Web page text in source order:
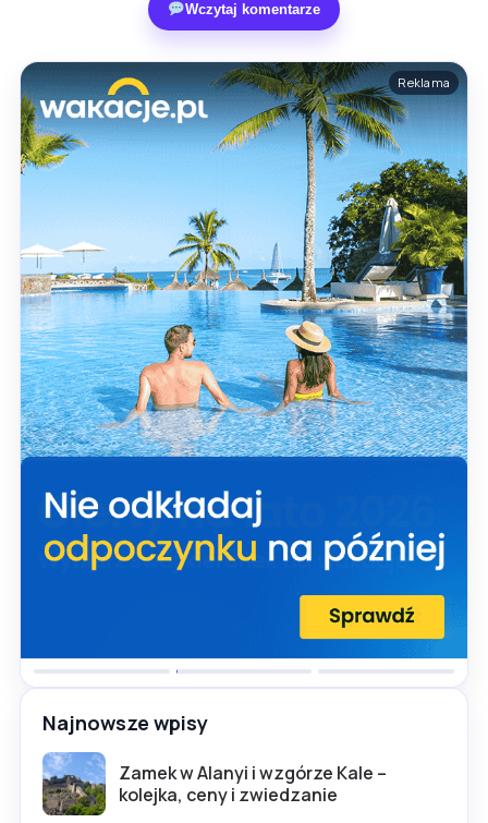
Wczytaj komentarze
Reklama
Najnowsze wpisy
Zamek w Alanyi i wzgórze Kale –
kolejka, ceny i zwiedzanie